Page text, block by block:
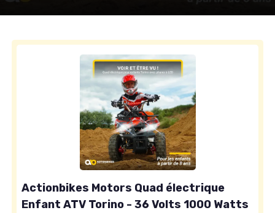
Actionbikes Motors Quad électrique
Enfant ATV Torino - 36 Volts 1000 Watts